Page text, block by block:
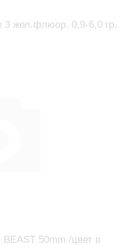
жел.флюор. 0,9-6,0 гр.
50mm /цвет в